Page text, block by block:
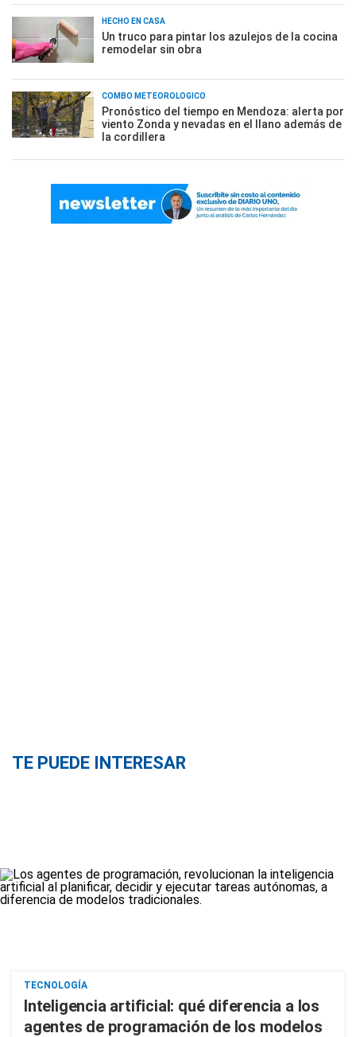
HECHO EN CASA
Un truco para pintar los azulejos de la cocina
remodelar sin obra
COMBO METEOROLÓGICO
Pronóstico del tiempo en Mendoza: alerta por
viento Zonda y nevadas en el llano además de
la cordillera
TE PUEDE INTERESAR
TECNOLOGÍA
Inteligencia artificial: qué diferencia a los
agentes de programación de los modelos